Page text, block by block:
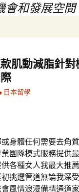
會和發展空間
肌動減脂針
日本留學
身體任何需要去角
團隊模式服務提供
各種女人我最大推薦
挑選管道無論我深受
風情浪漫備精通道